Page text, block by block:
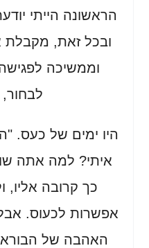
הראשונה הייתי
ובכל זאת, מקבלת
וממשיכה
לבחור,
היו ימים של כעס.
איתי? למה אתה
כך קרובה אליו,
אפשרות לכעוס.
האהבה של